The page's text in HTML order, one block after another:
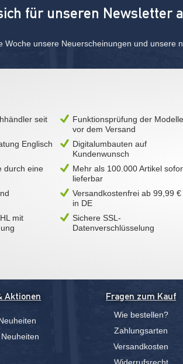
für unseren Newsletter
Woche unsere Neuerscheinungen und unsere
seit
Funktionsprüfung der Modelle
vor dem Versand
Englisch
Digitalumbauten auf
Kundenwunsch
durch eine
Mehr als 100.000 Artikel
lieferbar
Versandkostenfrei ab 99,99 €
in DE
mit
Sichere SSL-
Datenverschlüsselung
Aktionen Fragen zum Kauf
Wie bestellen?
Zahlungsarten
Versandkosten